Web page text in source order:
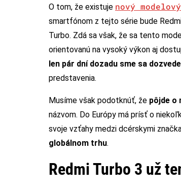
O tom, že existuje nový
smartfónom z tejto série bude
Turbo. Zdá sa však, že sa tento
orientovanú na vysoký výkon aj
len pár dní dozadu sme sa
predstavenia.
Musíme však podotknúť, že pôjde o
názvom. Do Európy má prísť o
svoje vzťahy medzi dcérskymi
globálnom trhu.
Redmi Turbo 3 už